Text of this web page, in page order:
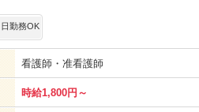
勤務OK
看護師・准看護師
時給1,800円～